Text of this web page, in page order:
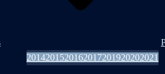
2014201520162017201920202021